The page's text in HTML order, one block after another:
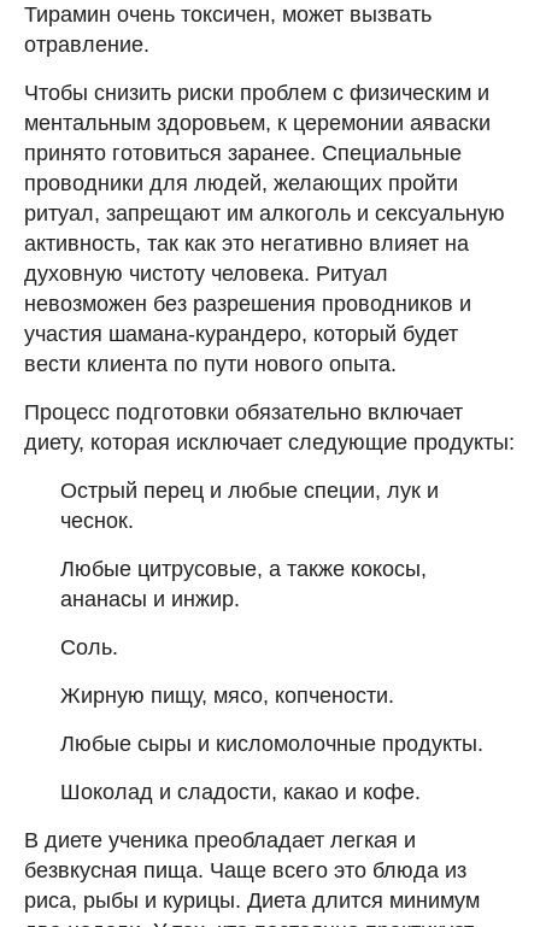
Тирамин очень токсичен, может вызвать
отравление.
Чтобы снизить риски проблем с физическим и
ментальным здоровьем, к церемонии аяваски
принято готовиться заранее. Специальные
проводники для людей, желающих пройти
ритуал, запрещают им алкоголь и сексуальную
активность, так как это негативно влияет на
духовную чистоту человека. Ритуал
невозможен без разрешения проводников и
участия шамана-курандеро, который будет
вести клиента по пути нового опыта.
Процесс подготовки обязательно включает
диету, которая исключает следующие продукты:
Острый перец и любые специи, лук и
чеснок.
Любые цитрусовые, а также кокосы,
ананасы и инжир.
Соль.
Жирную пищу, мясо, копчености.
Любые сыры и кисломолочные продукты.
Шоколад и сладости, какао и кофе.
В диете ученика преобладает легкая и
безвкусная пища. Чаще всего это блюда из
риса, рыбы и курицы. Диета длится минимум